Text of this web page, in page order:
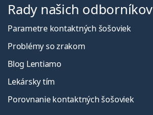
Rady našich odborníkov
Parametre kontaktných šošoviek
Problémy so zrakom
Blog Lentiamo
Lekársky tím
Porovnanie kontaktných šošoviek